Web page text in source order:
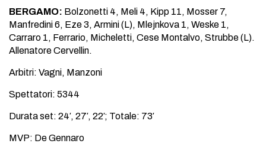
BERGAMO: Bolzonetti 4, Meli 4, Kipp 11, Mosser 7,
Manfredini 6, Eze 3, Armini (L), Mlejnkova 1, Weske 1,
Carraro 1, Ferrario, Micheletti, Cese Montalvo, Strubbe (L).
Allenatore Cervellin.
Arbitri: Vagni, Manzoni
Spettatori: 5344
Durata set: 24′, 27′, 22′; Totale: 73′
MVP: De Gennaro